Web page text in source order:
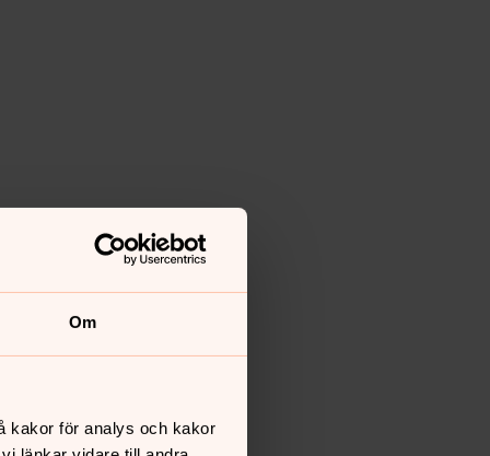
Om
kakor för analys och kakor